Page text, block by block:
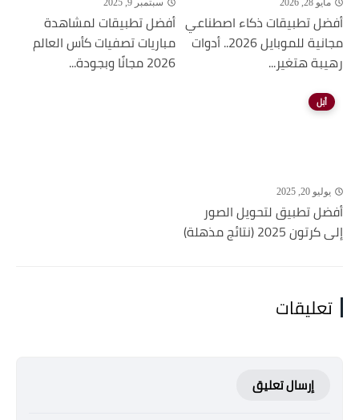
أفضل تطبيقات ذكاء اصطناعي
مجانية للموبايل 2026.. أدوات
رهيبة هتغير...
أفضل تطبيقات لمشاهدة
مباريات تصفيات كأس العالم
2026 مجانًا وبجودة...
أبل
يوليو 20, 2025
أفضل تطبيق لتحويل الصور
إلى كرتون 2025 (نتائج مذهلة)
تعليقات
إرسال تعليق